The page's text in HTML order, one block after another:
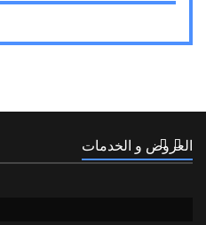
العروض و الخدمات